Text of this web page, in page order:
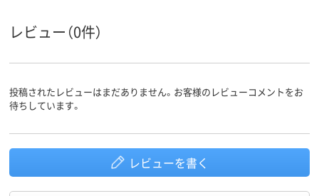
レビュー（0件）
投稿されたレビューはまだありません。お客様のレビューコメントをお
待ちしています。
レビューを書く